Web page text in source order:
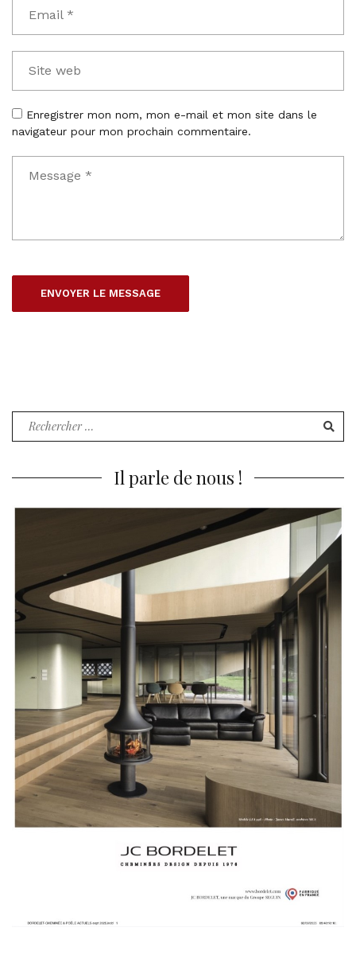
Enregistrer mon nom, mon e-mail et mon site dans le
navigateur pour mon prochain commentaire.
Recherche
Il parle de nous !